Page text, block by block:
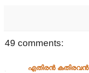
49 comments:
എതിരന്‍ കതിരവന്‍